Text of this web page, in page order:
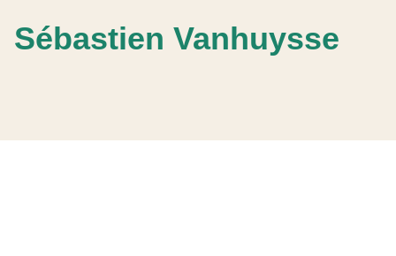
Sébastien Vanhuysse